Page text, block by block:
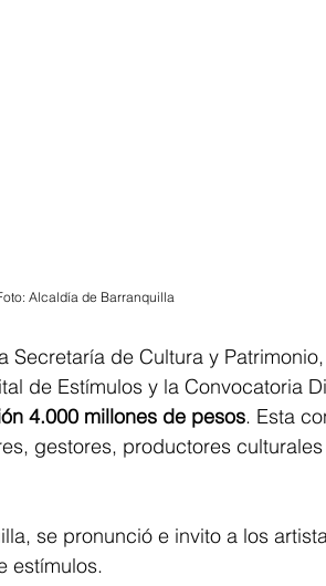
Alcaldía de Barranquilla
Secretaría de Cultura y
de Estímulos y la Convocatoria
4.000 millones de pesos. Esta
gestores, productores
se pronunció e invito a los
estímulos.